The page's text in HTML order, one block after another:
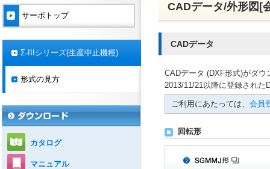
CADデータ/外形図[
CADデータ
CADデータ (DXF形式)がダウ
2013/11/21以降に登録された
ご利用にあたっては、 会員
回転形
サーボトップ
Σ-IIIシリーズ(生産中止機種)
形式の見方
カタログ
マニュアル